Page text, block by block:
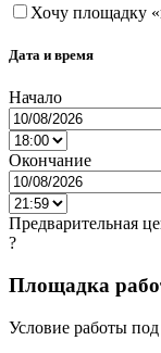
Хочу площадку
Дата и время
Начало
Окончание
Предварительная
?
Площадка
Условие работы